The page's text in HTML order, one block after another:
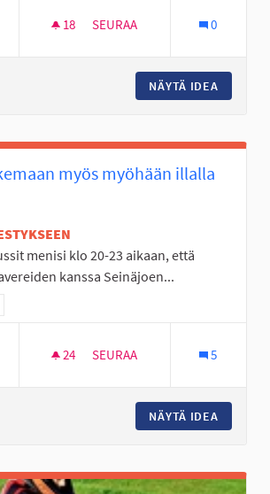
18 18 SEURAAJAA
SEURAA 0
NÄYTÄ IDEA
myös myöhään illalla
menisi klo 20-23 aikaan, että
kanssa Seinäjoen...
mukaan: Koko Seinäjoki
24 24 SEURAAJAA
SEURAA 5
NÄYTÄ IDEA